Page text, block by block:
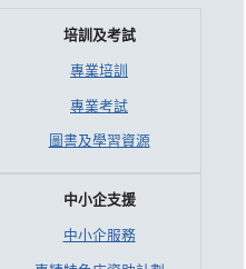
培訓及考試
專業培訓
專業考試
圖書及學習資源
中小企支援
中小企服務